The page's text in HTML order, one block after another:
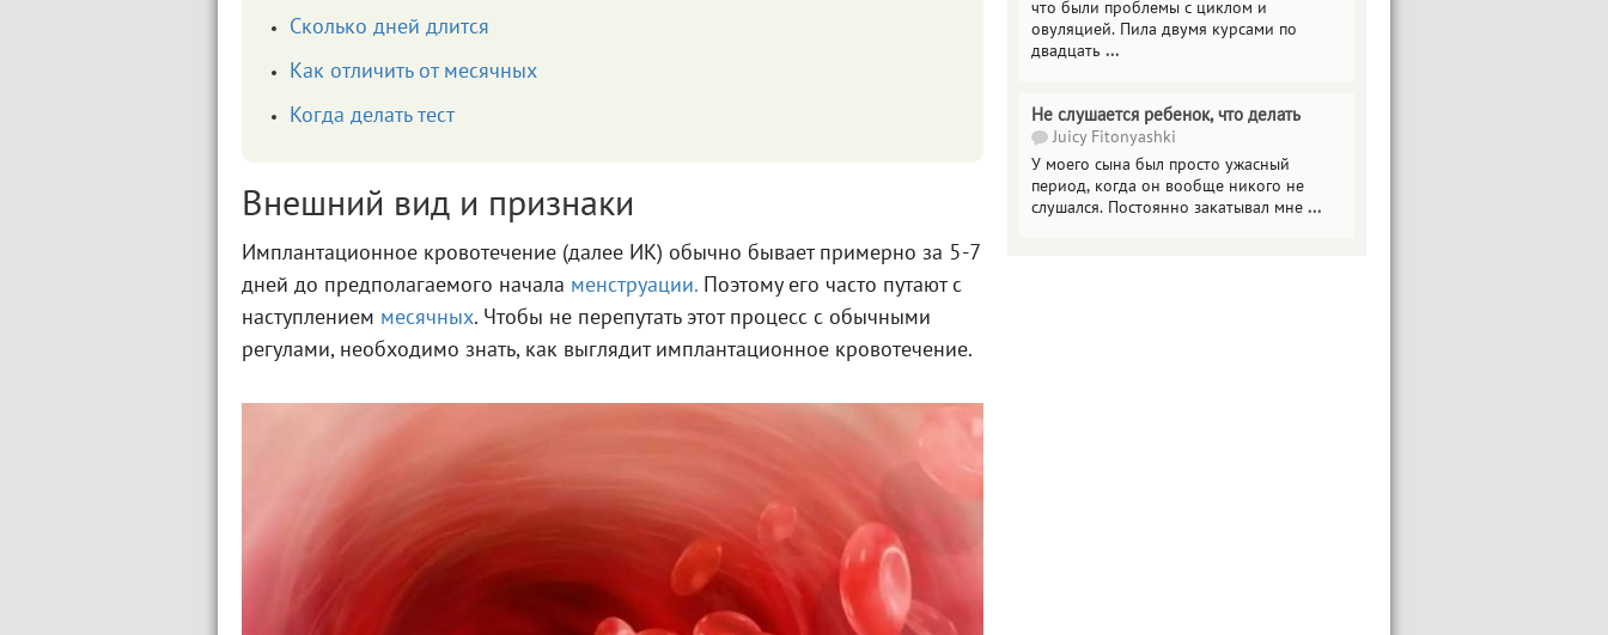
Сколько дней длится
Как отличить от месячных
Когда делать тест
Внешний вид и признаки
Имплантационное кровотечение (далее ИК) обычно бывает примерно за 5-7
дней до предполагаемого начала менструации. Поэтому его часто путают с
наступлением месячных. Чтобы не перепутать этот процесс с обычными
регулами, необходимо знать, как выглядит имплантационное кровотечение.
что были проблемы с циклом и
овуляцией. Пила двумя курсами по
двадцать ...
Не слушается ребенок, что делать
Juicy Fitonyashki
У моего сына был просто ужасный
период, когда он вообще никого не
слушался. Постоянно закатывал мне ...